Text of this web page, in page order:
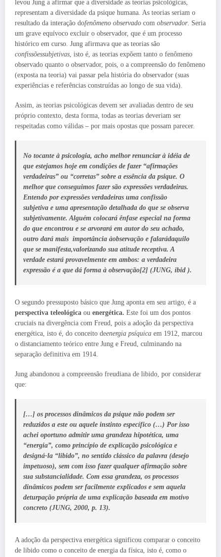
levou Jung a afirmar que a diversidade as teorias psicológicas,
representam a diversidade da psique humana. As teorias seriam o
resultado da interação dofenômeno observado com observador. Seria
um grave equívoco excluir o observador, que é um processo
histórico em curso. Jung afirmava que as teorias são
confissõessubjetivas , isto é, as teorias expõem tanto o fenômeno
observado quanto o observador, pois, o a compreensão do fenômeno
(exposta na teoria) vai passar pela história do observador (suas
experiências e referências construídas ao longo de sua vida).
Assim, as teorias psicológicas devem ser avaliadas dentro de seu
próprio contexto, desta forma, todas as teorias deveriam ser
respeitadas como válidas – por mais opostas que possam parecer.
No tocante à psicologia, acho melhor renunciar à idéia de
que estejamos hoje em condições de fazer “afirmações
verdadeiras” ou “corretas” sobre a essência da psique. O
melhor que conseguimos fazer são expressões verdadeiras.
Entendo por expressões verdadeiras uma confissão
subjetiva e uma apresentação detalhada do que se observa
subjetivamente. Alguém colocará ênfase especial na forma
do que encontrou e se arvorará em autor do seu achado,
outro dará mais importância àobservaçãoe falarádaquilo
que se manifesta,valorizando sua atitude receptiva. A
verdade estará provavelmente em ambos: a verdadeira
expressão é a que dá forma à observação[2](JUNG, ibid ).
O segundo pressuposto básico que Jung aponta em seu artigo, é a
perspectiva teleológica ou energética. Este foi um dos pontos
cruciais na divergência com Freud, pois a adoção da perspectiva
energética, isto é, do conceito deenergia psíquica em 1912, marcou
o distanciamento teórico entre Jung e Freud, culminando na
separação definitiva em 1914.
Jung abandonou a compreensão freudiana de libido, por considerar
que:
[…] os processos dinâmicos da psique não podem ser
reduzidos a este ou aquele instinto específico (…) Por isso
achei oportuno admitir uma grandeza hipotética, uma
“energia”, como princípio de explicação psicológica e
designá-la “libido”, no sentido clássico da palavra (desejo
impetuoso), sem com isso fazer qualquer afirmação sobre
sua substancialidade. Com essa grandeza, os processos
dinâmicos podem ser facilmente explicados e sem aquela
deturpação própria de uma explicação baseada em motivo
concreto (JUNG, 2000, p. 13).
A adoção da perspectiva energética significou comparar o conceito
de libido como o conceito de energia da física, isto é, como o